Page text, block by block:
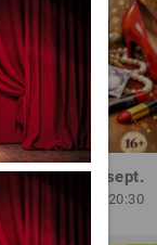
Mar, 15 sept.
20:30